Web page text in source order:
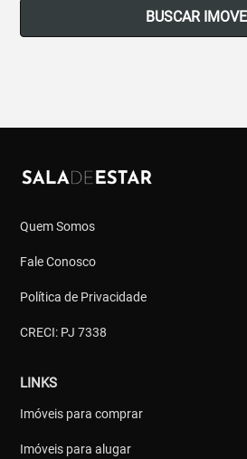
BUSCAR
Quem Somos
Fale Conosco
Política de Privacidade
CRECI: PJ 7338
LINKS
Imóveis para comprar
Imóveis para alugar